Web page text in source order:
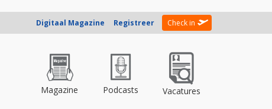
Digitaal Magazine Registreer Check in
Magazine Podcasts Vacatures